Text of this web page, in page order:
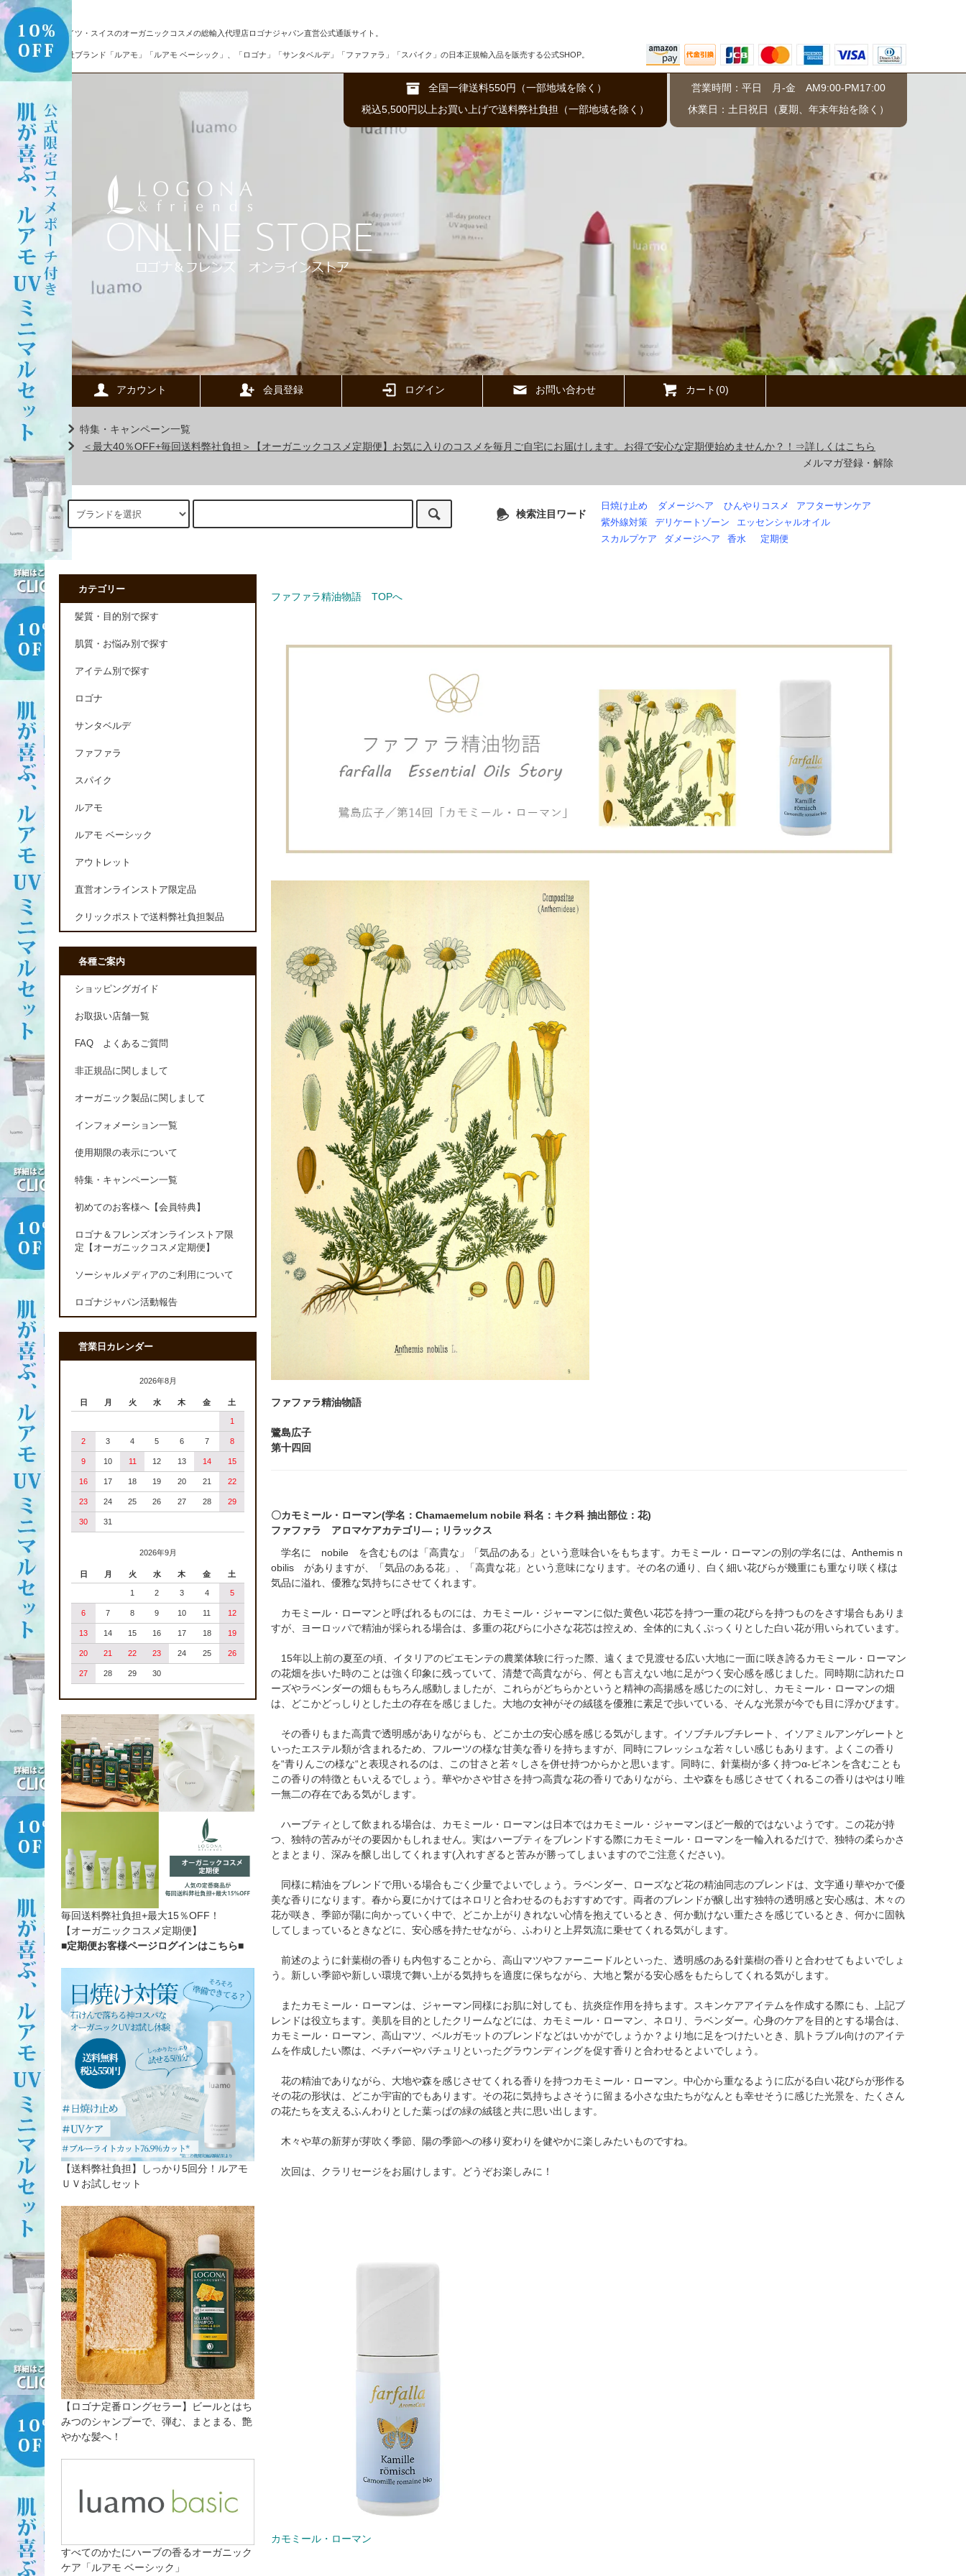
ドイツ・スイスのオーガニックコスメの総輸入代理店ロゴナジャパン直営公式通販サイト。
自社ブランド「ルアモ」「ルアモ ベーシック」、「ロゴナ」「サンタベルデ」「ファファラ」「スパイク」の日本正規輸入品を販売する公式SHOP。
全国一律送料550円（一部地域を除く）
税込5,500円以上お買い上げで送料弊社負担（一部地域を除く）
営業時間：平日 月-金 AM9:00-PM17:00
休業日：土日祝日（夏期、年末年始を除く）
アカウント 会員登録 ログイン お問い合わせ カート(0)
特集・キャンペーン一覧
＜最大40％OFF+毎回送料弊社負担＞【オーガニックコスメ定期便】お気に入りのコスメを毎月ご自宅にお届けします。お得で安心な定期便始めませんか？！⇒詳しくはこちら
メルマガ登録・解除
検索注目ワード
日焼け止め ダメージヘア ひんやりコスメ
アフターサンケア
紫外線対策
デリケートゾーン
エッセンシャルオイル
スカルプケア
ダメージヘア 香水 定期便
ファファラ精油物語 TOPへ
ファファラ精油物語
鷺島広子
第十四回
〇カモミール・ローマン(学名：Chamaemelum nobile 科名：キク科 抽出部位：花)
ファファラ アロマケアカテゴリ―；リラックス
学名に nobile を含むものは「高貴な」「気品のある」という意味合いをもちます。カモミール・ローマンの別の学名には、Anthemis n
obilis がありますが、「気品のある花」、「高貴な花」という意味になります。その名の通り、白く細い花びらが幾重にも重なり咲く様は
気品に溢れ、優雅な気持ちにさせてくれます。
カモミール・ローマンと呼ばれるものには、カモミール・ジャーマンに似た黄色い花芯を持つ一重の花びらを持つものをさす場合もありま
すが、ヨーロッパで精油が採られる場合は、多重の花びらに小さな花芯は控えめ、全体的に丸くぷっくりとした白い花が用いられています。
15年以上前の夏至の頃、イタリアのピエモンテの農業体験に行った際、遠くまで見渡せる広い大地に一面に咲き誇るカモミール・ローマン
の花畑を歩いた時のことは強く印象に残っていて、清楚で高貴ながら、何とも言えない地に足がつく安心感を感じました。同時期に訪れたロ
ーズやラベンダーの畑ももちろん感動しましたが、これらがどちらかというと精神の高揚感を感じたのに対し、カモミール・ローマンの畑
は、どこかどっしりとした土の存在を感じました。大地の女神がその絨毯を優雅に素足で歩いている、そんな光景が今でも目に浮かびます。
その香りもまた高貴で透明感がありながらも、どこか土の安心感を感じる気がします。イソブチルブチレート、イソアミルアンゲレートと
いったエステル類が含まれるため、フルーツの様な甘美な香りを持ちますが、同時にフレッシュな若々しい感じもあります。よくこの香り
を“青りんごの様な“と表現されるのは、この甘さと若々しさを併せ持つからかと思います。同時に、針葉樹が多く持つα-ピネンを含むことも
この香りの特徴ともいえるでしょう。華やかさや甘さを持つ高貴な花の香りでありながら、土や森をも感じさせてくれるこの香りはやはり唯
一無二の存在である気がします。
ハーブティとして飲まれる場合は、カモミール・ローマンは日本ではカモミール・ジャーマンほど一般的ではないようです。この花が持
つ、独特の苦みがその要因かもしれません。実はハーブティをブレンドする際にカモミール・ローマンを一輪入れるだけで、独特の柔らかさ
とまとまり、深みを醸し出してくれます(入れすぎると苦みが勝ってしまいますのでご注意ください)。
同様に精油をブレンドで用いる場合もごく少量でよいでしょう。ラベンダー、ローズなど花の精油同志のブレンドは、文字通り華やかで優
美な香りになります。春から夏にかけてはネロリと合わせるのもおすすめです。両者のブレンドが醸し出す独特の透明感と安心感は、木々の
花が咲き、季節が陽に向かっていく中で、どこか上がりきれない心情を抱えているとき、何か動けない重たさを感じているとき、何かに固執
してしまっているときなどに、安心感を持たせながら、ふわりと上昇気流に乗せてくれる気がします。
前述のように針葉樹の香りも内包することから、高山マツやファーニードルといった、透明感のある針葉樹の香りと合わせてもよいでしょ
う。新しい季節や新しい環境で舞い上がる気持ちを適度に保ちながら、大地と繋がる安心感をもたらしてくれる気がします。
またカモミール・ローマンは、ジャーマン同様にお肌に対しても、抗炎症作用を持ちます。スキンケアアイテムを作成する際にも、上記ブ
レンドは役立ちます。美肌を目的としたクリームなどには、カモミール・ローマン、ネロリ、ラベンダー。心身のケアを目的とする場合は、
カモミール・ローマン、高山マツ、ベルガモットのブレンドなどはいかがでしょうか？より地に足をつけたいとき、肌トラブル向けのアイテ
ムを作成したい際は、ベチバーやパチュリといったグラウンディングを促す香りと合わせるとよいでしょう。
花の精油でありながら、大地や森を感じさせてくれる香りを持つカモミール・ローマン。中心から重なるように広がる白い花びらが形作る
その花の形状は、どこか宇宙的でもあります。その花に気持ちよさそうに留まる小さな虫たちがなんとも幸せそうに感じた光景を、たくさん
の花たちを支えるふんわりとした葉っぱの緑の絨毯と共に思い出します。
木々や草の新芽が芽吹く季節、陽の季節への移り変わりを健やかに楽しみたいものですね。
次回は、クラリセージをお届けします。どうぞお楽しみに！
カモミール・ローマン
カテゴリー
髪質・目的別で探す
肌質・お悩み別で探す
アイテム別で探す
ロゴナ
サンタベルデ
ファファラ
スパイク
ルアモ
ルアモ ベーシック
アウトレット
直営オンラインストア限定品
クリックポストで送料弊社負担製品
各種ご案内
ショッピングガイド
お取扱い店舗一覧
FAQ よくあるご質問
非正規品に関しまして
オーガニック製品に関しまして
インフォメーション一覧
使用期限の表示について
特集・キャンペーン一覧
初めてのお客様へ【会員特典】
ロゴナ＆フレンズオンラインストア限
定【オーガニックコスメ定期便】
ソーシャルメディアのご利用について
ロゴナジャパン活動報告
営業日カレンダー
2026年8月
日 月 火 水 木 金 土
1
2 3 4 5 6 7 8
9 10 11 12 13 14 15
16 17 18 19 20 21 22
23 24 25 26 27 28 29
30 31
2026年9月
日 月 火 水 木 金 土
1 2 3 4 5
6 7 8 9 10 11 12
13 14 15 16 17 18 19
20 21 22 23 24 25 26
27 28 29 30
毎回送料弊社負担+最大15％OFF！
【オーガニックコスメ定期便】
■定期便お客様ページログインはこちら■
【送料弊社負担】しっかり5回分！ルアモ
ＵＶお試しセット
【ロゴナ定番ロングセラー】ビールとはち
みつのシャンプーで、弾む、まとまる、艶
やかな髪へ！
すべてのかたにハーブの香るオーガニック
ケア「ルアモ ベーシック」